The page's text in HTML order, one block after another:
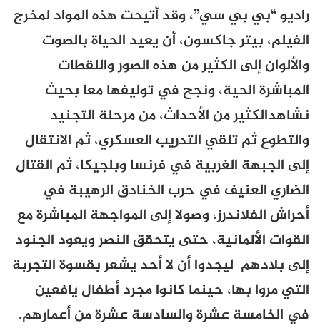
راديو “بي بي سي”، وقد أتيحت هذه المواد لمخرج
الفيلم، بيتر جاكسون، أن يعيد الحياة بالصوت
والألوان إلى الكثير من هذه الصور واللقطات
المباشرة الحية، ونجح في توليفها معا بحيث
نشاهدالكثير من الأحداث، من مرحلة التجنيد
والتطوع ثم تلقي التدريب العسكري، ثم الانتقال
إلى الجبهة الغربية في فرنسا وبلجيكا، ثم القتال
الضاري العنيف في حرب الخنادق الرهيبة في
أحراش الفلاندرز، وصولا إلى المواجهة المباشرة مع
القوات الألمانية، حتى يتحقق النصر ويعود الجنود
إلى بلادهم ليجدوا أن لا أحد يشعر بقسوة التجربة
التي مروا بها، حينما كانوا مجرد أطفال يافعين
في الخامسة عشرة والسادسة عشرة من أعمارهم.